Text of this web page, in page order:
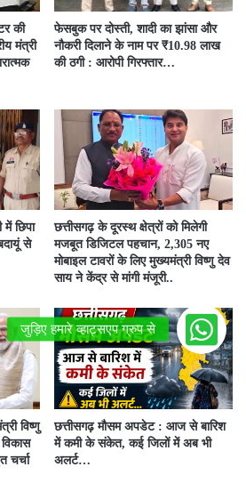
की
मंत्री
फेसबुक पर दोस्ती, शादी का झांसा और
नौकरी दिलाने के नाम पर ₹10.98 लाख
की ठगी : आरोपी गिरफ्तार…
छिपा
से
छत्तीसगढ़ के दूरस्थ क्षेत्रों को मिलेगी
मजबूत डिजिटल पहचान, 2,305 नए
मोबाइल टावरों के लिए मुख्यमंत्री विष्णु देव
साय ने केंद्र से मांगी मंजूरी..
विष्णु
चर्चा
छत्तीसगढ़ मौसम अपडेट : आज से बारिश
में कमी के संकेत, कई जिलों में अब भी
अलर्ट…